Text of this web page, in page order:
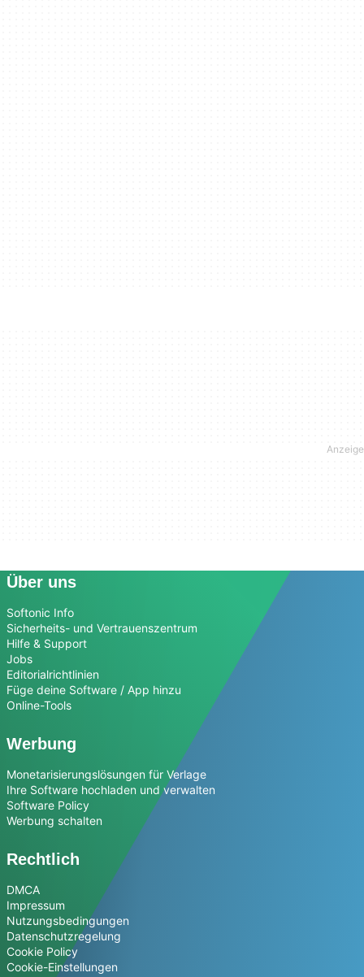
Über uns
Softonic Info
Sicherheits- und Vertrauenszentrum
Hilfe & Support
Jobs
Editorialrichtlinien
Füge deine Software / App hinzu
Online-Tools
Werbung
Monetarisierungslösungen für Verlage
Ihre Software hochladen und verwalten
Software Policy
Werbung schalten
Rechtlich
DMCA
Impressum
Nutzungsbedingungen
Datenschutzregelung
Cookie Policy
Cookie-Einstellungen